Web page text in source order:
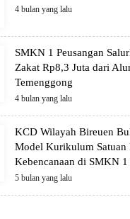
4 bulan yang lalu
SMKN 1 Peusangan
Zakat Rp8,3 Juta dari
Temenggong
4 bulan yang lalu
KCD Wilayah Bireuen
Model Kurikulum Satuan
Kebencanaan di SMKN 1
5 bulan yang lalu